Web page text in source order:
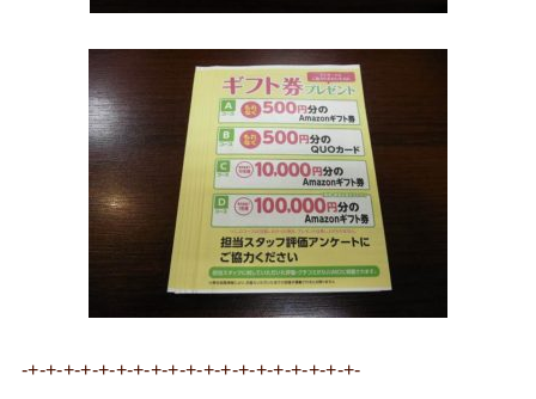
-+-+-+-+-+-+-+-+-+-+-+-+-+-+-+-+-+-+-+-